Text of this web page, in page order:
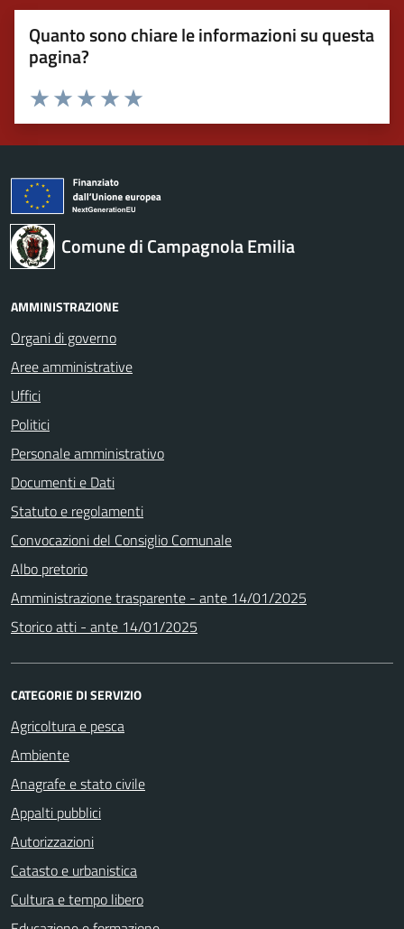
Quanto sono chiare le informazioni su questa
pagina?
Valuta 5 stelle su 5
Valuta 4 stelle su 5
Valuta 3 stelle su 5
Valuta 2 stelle su 5
Valuta 1 stelle su 5
Comune di Campagnola Emilia
AMMINISTRAZIONE
Organi di governo
Aree amministrative
Uffici
Politici
Personale amministrativo
Documenti e Dati
Statuto e regolamenti
Convocazioni del Consiglio Comunale
Albo pretorio
Amministrazione trasparente - ante 14/01/2025
Storico atti - ante 14/01/2025
CATEGORIE DI SERVIZIO
Agricoltura e pesca
Ambiente
Anagrafe e stato civile
Appalti pubblici
Autorizzazioni
Catasto e urbanistica
Cultura e tempo libero